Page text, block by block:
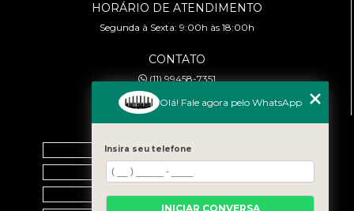
HORÁRIO DE ATENDIMENTO
Segunda à Sexta: 9:00h às 18:00h
CONTATO
(11) 99458-7351
cursoabtrans@gmail.com
Home
Empresa
Galeria
Olá! Fale agora pelo WhatsApp
Insira seu telefone
INICIAR CONVERSA